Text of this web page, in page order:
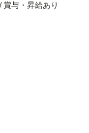
賞与・昇給あり